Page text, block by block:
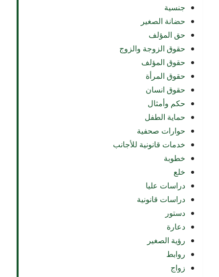
جنسية
حضانة الصغير
حق المؤلف
حقوق الزوجة والزوج
حقوق المؤلف
حقوق المرأة
حقوق انسان
حكم وأمثال
حماية الطفل
حوارات صحفية
خدمات قانونية للأجانب
خطوبة
خلع
دراسات عليا
دراسات قانونية
دستور
دعارة
رؤية الصغير
روابط
زواج